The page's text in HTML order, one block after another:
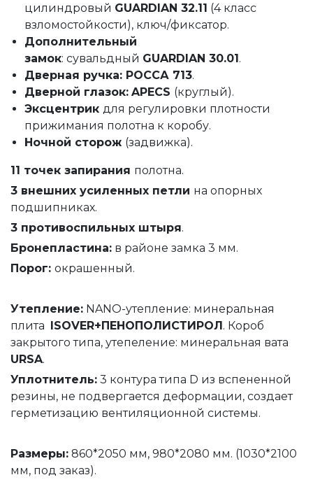
цилиндровый GUARDIAN 32.11 (4 класс
взломостойкости), ключ/фиксатор.
Дополнительный
замок: сувальдный GUARDIAN 30.01.
Дверная ручка: РОССА 713.
Дверной глазок: APECS (круглый).
Эксцентрик для регулировки плотности
прижимания полотна к коробу.
Ночной сторож (задвижка).
11 точек запирания полотна.
3 внешних усиленных петли на опорных
подшипниках.
3 противоспильных штыря.
Бронепластина: в районе замка 3 мм.
Порог: окрашенный.
Утепление: NANO-утепление: минеральная
плита ISOVER+ПЕНОПОЛИСТИРОЛ. Короб
закрытого типа, утепеление: минеральная вата
URSA.
Уплотнитель: 3 контура типа D из вспененной
резины, не подвергается деформации, создает
герметизацию вентиляционной системы.
Размеры: 860*2050 мм, 980*2080 мм. (1030*2100
мм, под заказ).